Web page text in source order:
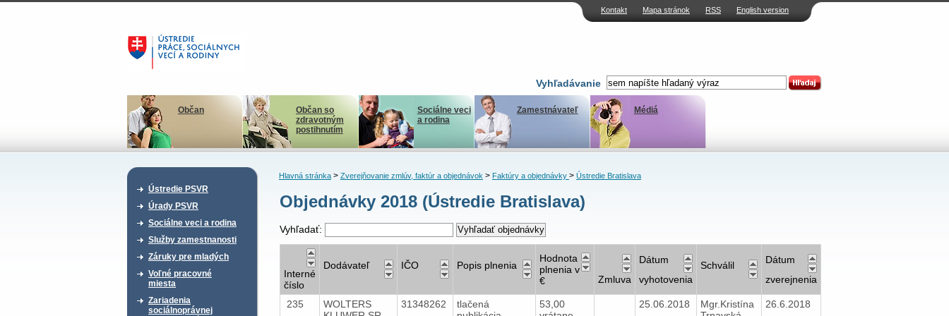
Kontakt Mapa stránok RSS English version
Vyhľadávanie
Občan
Občan so
zdravotným
postihnutím
Sociálne veci
a rodina
Zamestnávateľ Médiá
Ústredie PSVR
Úrady PSVR
Sociálne veci a rodina
Služby zamestnanosti
Záruky pre mladých
Voľné pracovné
miesta
Zariadenia
sociálnoprávnej
Hlavná stránka> Zverejňovanie zmlúv, faktúr a objednávok> Faktúry a objednávky > Ústredie Bratislava
Objednávky 2018 (Ústredie Bratislava)
Vyhľadať:
Interné
číslo
Dodávateľ IČO Popis plnenia
Hodnota
plnenia v
€
Zmluva
Dátum
vyhotovenia
Schválil
Dátum
zverejnenia
235
WOLTERS
31348262
tlačená
53,00
25.06.2018
Mgr.Kristína
26.6.2018